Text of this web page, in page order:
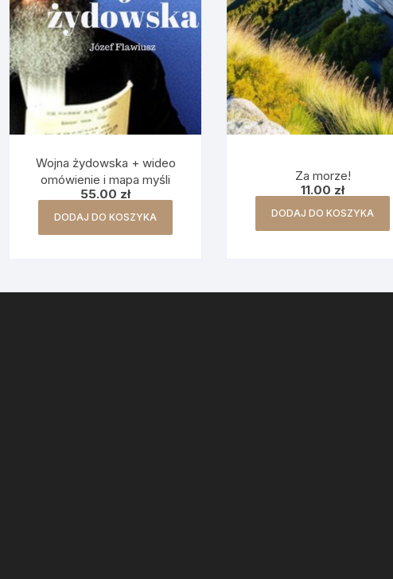
Wojna żydowska + wideo
omówienie i mapa myśli
55.00 zł
DODAJ DO KOSZYKA
Za morze!
11.00 zł
DODAJ DO KOSZYKA